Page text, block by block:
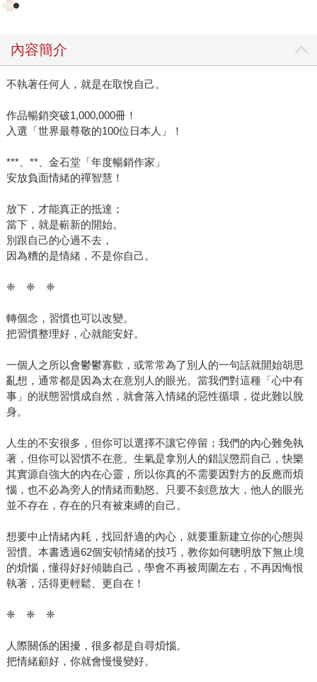
內容簡介
不執著任何人，就是在取悅自己。
作品暢銷突破1,000,000冊！
入選「世界最尊敬的100位日本人」！
***、**、金石堂「年度暢銷作家」
安放負面情緒的禪智慧！
放下，才能真正的抵達；
當下，就是嶄新的開始。
別跟自己的心過不去，
因為糟的是情緒，不是你自己。
❈ ❈ ❈
轉個念，習慣也可以改變。
把習慣整理好，心就能安好。
一個人之所以會鬱鬱寡歡，或常常為了別人的一句話就開始胡思
亂想，通常都是因為太在意別人的眼光。當我們對這種「心中有
事」的狀態習慣成自然，就會落入情緒的惡性循環，從此難以脫
身。
人生的不安很多，但你可以選擇不讓它停留；我們的內心難免執
著，但你可以習慣不在意。生氣是拿別人的錯誤懲罰自己，快樂
其實源自強大的內在心靈，所以你真的不需要因對方的反應而煩
惱，也不必為旁人的情緒而動怒。只要不刻意放大，他人的眼光
並不存在，存在的只有被束縛的自己。
想要中止情緒內耗，找回舒適的內心，就要重新建立你的心態與
習慣。本書透過62個安頓情緒的技巧，教你如何聰明放下無止境
的煩惱，懂得好好傾聽自己，學會不再被周圍左右，不再因悔恨
執著，活得更輕鬆、更自在！
❈ ❈ ❈
人際關係的困擾，很多都是自尋煩惱。
把情緒顧好，你就會慢慢變好。